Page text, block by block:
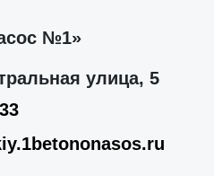
№1»
улица, 5